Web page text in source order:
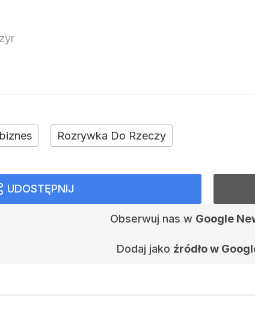
Rozrywka Do Rzeczy
UDOSTĘPNIJ
Obserwuj nas w Google
Dodaj jako źródło w